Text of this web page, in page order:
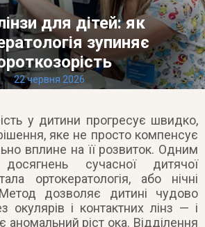
для дітей: як
зупиняє
22 червня 2026
у дитини прогресує швидко,
яке не просто компенсує
вплине на її розвиток. Одним
сучасної дитячої
ортокератологія, або нічні
дозволяє дитині чудово
окулярів і контактних лінз — і
аномальний ріст ока. Відділення